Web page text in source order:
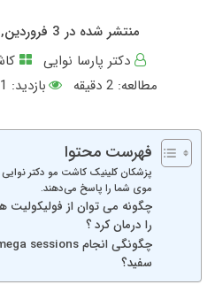
منتشر شده در 3 فروردین, 1393
دکتر پارسا نوایی
مطالعه: 2 دقیقه بازدید: 3161
فهرست محتوا
پزشکان کلینیک کاشت مو دکتر
موی شما را پاسخ می‌دهند.
چگونه می توان از فولیکولیت
را درمان کرد ؟
سفید؟